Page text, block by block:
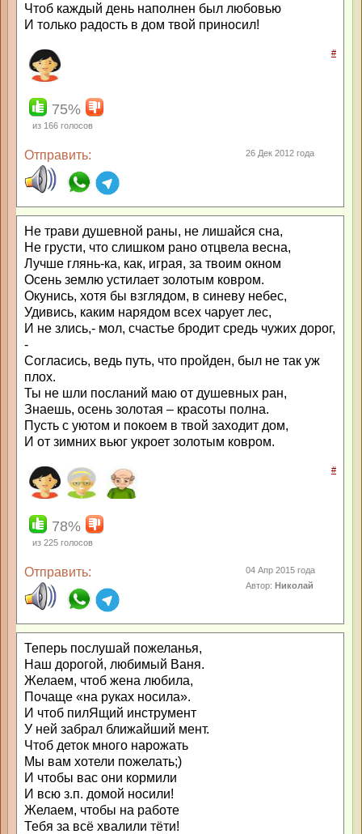
Чтоб каждый день наполнен был любовью
И только радость в дом твой приносил!
#
75%
из 166 голосов
Отправить: 26 Дек 2012 года
Не трави душевной раны, не лишайся сна,
Не грусти, что слишком рано отцвела весна,
Лучше глянь-ка, как, играя, за твоим окном
Осень землю устилает золотым ковром.
Окунись, хотя бы взглядом, в синеву небес,
Удивись, каким нарядом всех чарует лес,
И не злись,- мол, счастье бродит средь чужих дорог,
-
Согласись, ведь путь, что пройден, был не так уж
плох.
Ты не шли посланий маю от душевных ран,
Знаешь, осень золотая – красоты полна.
Пусть с уютом и покоем в твой заходит дом,
И от зимних вьюг укроет золотым ковром.
#
78%
из 225 голосов
Отправить:
04 Апр 2015 года
Автор:Николай
Теперь послушай пожеланья,
Наш дорогой, любимый Ваня.
Желаем, чтоб жена любила,
Почаще «на руках носила».
И чтоб пилЯщий инструмент
У ней забрал ближайший мент.
Чтоб деток много нарожать
Мы вам хотели пожелать;)
И чтобы вас они кормили
И всю з.п. домой носили!
Желаем, чтобы на работе
Тебя за всё хвалили тёти!